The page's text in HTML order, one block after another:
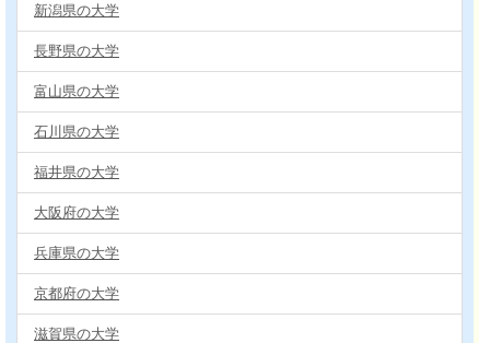
新潟県の大学
長野県の大学
富山県の大学
石川県の大学
福井県の大学
大阪府の大学
兵庫県の大学
京都府の大学
滋賀県の大学